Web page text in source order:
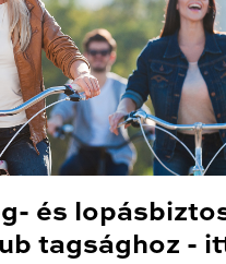
és
tagsághoz -